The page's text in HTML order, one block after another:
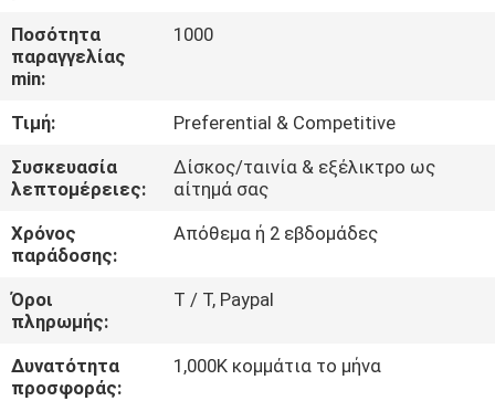
ΜΑΣ
ΣΕ
ΕΠΑΦΉ
ΖΗΤΉΣΤΕ
ΈΝΑ
ΑΠΌΣΠΑΣΜΑ
Ποσότητα
παραγγελίας
min:
1000
Τιμή:
Preferential & Competitive
Συσκευασία
λεπτομέρειες:
Δίσκος/ταινία & εξέλικτρο ως
αίτημά σας
Χρόνος
παράδοσης:
Απόθεμα ή 2 εβδομάδες
Όροι
πληρωμής:
T / Τ, Paypal
Δυνατότητα
προσφοράς:
1,000K κομμάτια το μήνα